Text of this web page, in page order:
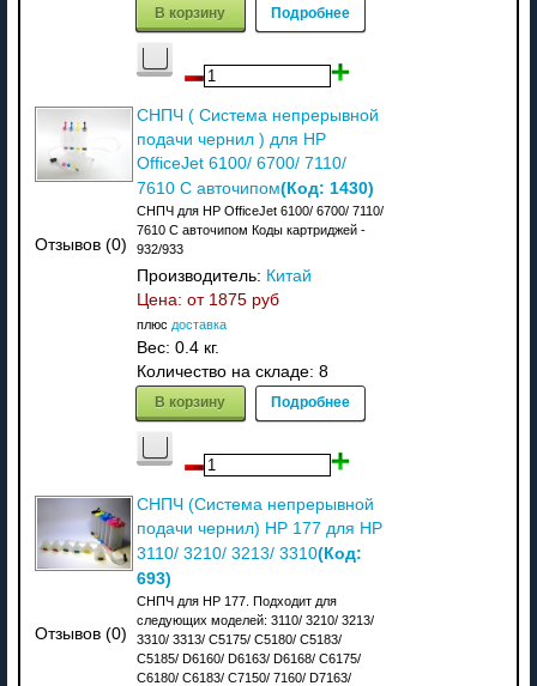
В корзину Подробнее
Отзывов (0)
СНПЧ ( Система непрерывной
подачи чернил ) для HP
OfficeJet 6100/ 6700/ 7110/
7610 C авточипом(Код: 1430)
СНПЧ для HP OfficeJet 6100/ 6700/ 7110/
7610 C авточипом Коды картриджей -
932/933
Производитель: Китай
Цена: от 1875 руб
плюс доставка
Вес: 0.4 кг.
Количество на складе: 8
В корзину Подробнее
Отзывов (0)
СНПЧ (Система непрерывной
подачи чернил) HP 177 для HP
3110/ 3210/ 3213/ 3310(Код:
693)
СНПЧ для HP 177. Подходит для
следующих моделей: 3110/ 3210/ 3213/
3310/ 3313/ C5175/ C5180/ C5183/
C5185/ D6160/ D6163/ D6168/ C6175/
C6180/ C6183/ C7150/ 7160/ D7163/